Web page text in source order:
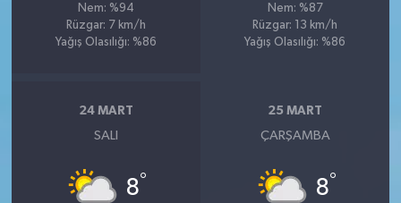
Nem: %94
Rüzgar: 7 km/h
Yağış Olasılığı: %86
Nem: %87
Rüzgar: 13 km/h
Yağış Olasılığı: %86
24 MART
SALI
8°
25 MART
ÇARŞAMBA
8°